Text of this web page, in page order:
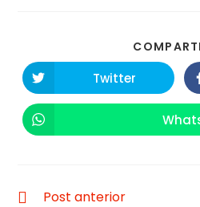
Twitter
Post anterior